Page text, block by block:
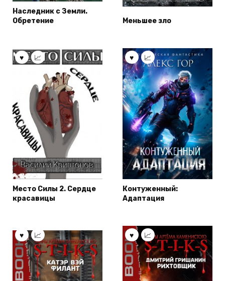
Наследник с Земли.
Обретение
Меньшее зло
Место Силы 2. Сердце
красавицы
Контуженный:
Адаптация